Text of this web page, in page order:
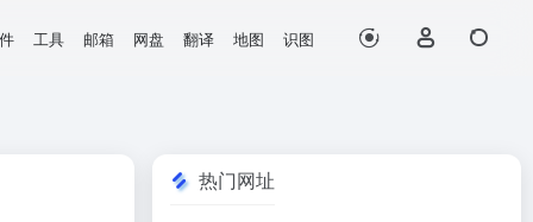
工具 邮箱 网盘 翻译 地图 识图
热门网址